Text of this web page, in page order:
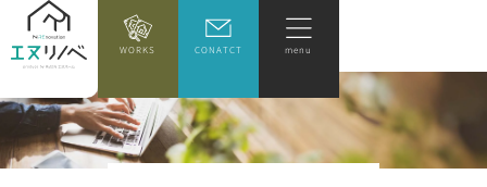
WORKS CONATCT menu